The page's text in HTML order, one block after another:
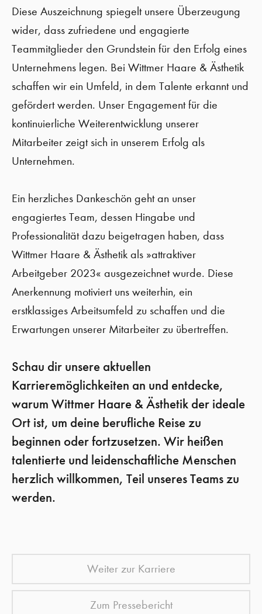
Diese Auszeichnung spiegelt unsere Überzeugung
wider, dass zufriedene und engagierte
Teammitglieder den Grundstein für den Erfolg eines
Unternehmens legen. Bei Wittmer Haare & Ästhetik
schaffen wir ein Umfeld, in dem Talente erkannt und
gefördert werden. Unser Engagement für die
kontinuierliche Weiterentwicklung unserer
Mitarbeiter zeigt sich in unserem Erfolg als
Unternehmen.
Ein herzliches Dankeschön geht an unser
engagiertes Team, dessen Hingabe und
Professionalität dazu beigetragen haben, dass
Wittmer Haare & Ästhetik als »attraktiver
Arbeitgeber 2023« ausgezeichnet wurde. Diese
Anerkennung motiviert uns weiterhin, ein
erstklassiges Arbeitsumfeld zu schaffen und die
Erwartungen unserer Mitarbeiter zu übertreffen.
Schau dir unsere aktuellen
Karrieremöglichkeiten an und entdecke,
warum Wittmer Haare & Ästhetik der ideale
Ort ist, um deine berufliche Reise zu
beginnen oder fortzusetzen. Wir heißen
talentierte und leidenschaftliche Menschen
herzlich willkommen, Teil unseres Teams zu
werden.
Weiter zur Karriere
Zum Pressebericht